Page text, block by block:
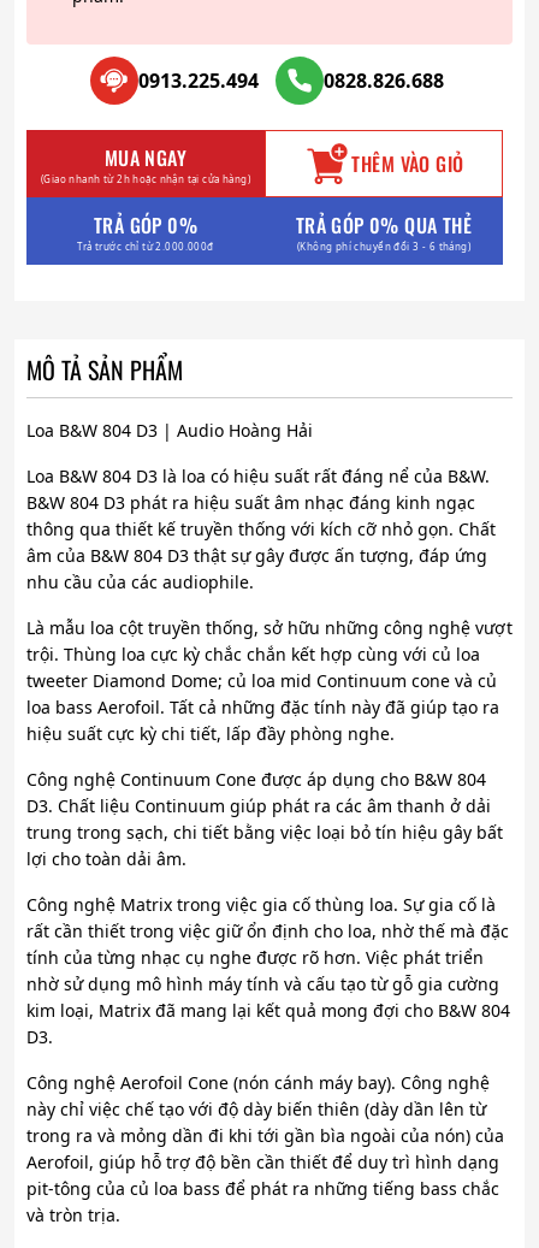
0913.225.494 0828.826.688
MUA NGAY
(Giao nhanh từ 2h hoặc nhận tại cửa hàng) THÊM VÀO GIỎ
TRẢ GÓP 0%
Trả trước chỉ từ 2.000.000đ
TRẢ GÓP 0% QUA THẺ
(Không phí chuyển đổi 3 - 6 tháng)
MÔ TẢ SẢN PHẨM
Loa B&W 804 D3 | Audio Hoàng Hải
Loa B&W 804 D3 là loa có hiệu suất rất đáng nể của B&W.
B&W 804 D3 phát ra hiệu suất âm nhạc đáng kinh ngạc
thông qua thiết kế truyền thống với kích cỡ nhỏ gọn. Chất
âm của B&W 804 D3 thật sự gây được ấn tượng, đáp ứng
nhu cầu của các audiophile.
Là mẫu loa cột truyền thống, sở hữu những công nghệ vượt
trội. Thùng loa cực kỳ chắc chắn kết hợp cùng với củ loa
tweeter Diamond Dome; củ loa mid Continuum cone và củ
loa bass Aerofoil. Tất cả những đặc tính này đã giúp tạo ra
hiệu suất cực kỳ chi tiết, lấp đầy phòng nghe.
Công nghệ Continuum Cone được áp dụng cho B&W 804
D3. Chất liệu Continuum giúp phát ra các âm thanh ở dải
trung trong sạch, chi tiết bằng việc loại bỏ tín hiệu gây bất
lợi cho toàn dải âm.
Công nghệ Matrix trong việc gia cố thùng loa. Sự gia cố là
rất cần thiết trong việc giữ ổn định cho loa, nhờ thế mà đặc
tính của từng nhạc cụ nghe được rõ hơn. Việc phát triển
nhờ sử dụng mô hình máy tính và cấu tạo từ gỗ gia cường
kim loại, Matrix đã mang lại kết quả mong đợi cho B&W 804
D3.
Công nghệ Aerofoil Cone (nón cánh máy bay). Công nghệ
này chỉ việc chế tạo với độ dày biến thiên (dày dần lên từ
trong ra và mỏng dần đi khi tới gần bìa ngoài của nón) của
Aerofoil, giúp hỗ trợ độ bền cần thiết để duy trì hình dạng
pit-tông của củ loa bass để phát ra những tiếng bass chắc
và tròn trịa.